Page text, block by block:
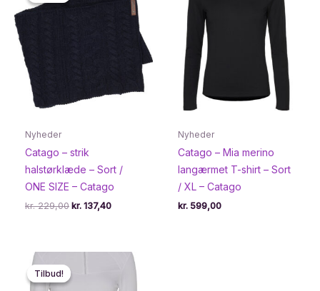
Nyheder
Catago – strik
halstørklæde – Sort /
ONE SIZE – Catago
kr.229,00 Den
kr. 229,00.
kr. 137,40Den
kr. 137,40.
Nyheder
Catago – Mia merino
langærmet T-shirt – Sort
/ XL – Catago
kr. 599,00
Tilbud!
Tilbud!